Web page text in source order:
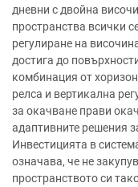
дневни с двойна
пространства всички
регулиране на
достига до
комбинация от
релса и вертикална
за окачване прави
адаптивните решения
Инвестицията в
означава, че не
пространството си